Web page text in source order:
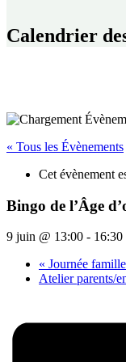
Calendrier
« Tous les Évènements
Cet évènement
Bingo de l’Âge
9 juin @ 13:00 - 16:30
« Journée
Atelier parents/